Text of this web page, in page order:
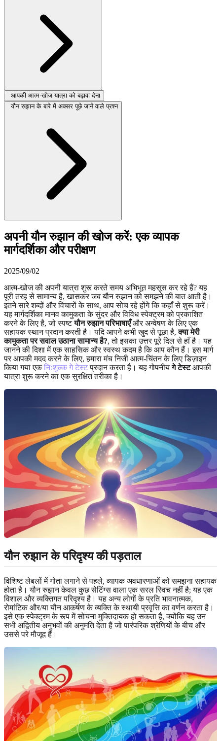
आपकी आत्म-खोज यात्रा को बढ़ावा देना
यौन रुझान के बारे में अक्सर पूछे जाने वाले प्रश्न
अपनी यौन रुझान की खोज करें: एक व्यापक
मार्गदर्शिका और परीक्षण
2025/09/02
आत्म-खोज की अपनी यात्रा शुरू करते समय अभिभूत महसूस कर रहे हैं? यह
पूरी तरह से सामान्य है, खासकर जब यौन रुझान को समझने की बात आती है।
इतने सारे शब्दों और विचारों के साथ, आप सोच रहे होंगे कि कहाँ से शुरू करें।
यह मार्गदर्शिका मानव कामुकता के सुंदर और विविध स्पेक्ट्रम को प्रकाशित
करने के लिए है, जो स्पष्टयौन रुझान परिभाषाएँऔर अन्वेषण के लिए एक
सहायक स्थान प्रदान करती है। यदि आपने कभी खुद से पूछा है,क्या मेरी
कामुकता पर सवाल उठाना सामान्य है?, तो इसका उत्तर पूरे दिल से हाँ है। यह
जानने की दिशा में एक साहसिक और स्वस्थ कदम है कि आप कौन हैं। इस मार्ग
पर आपकी मदद करने के लिए, हमारा मंच निजी आत्म-चिंतन के लिए डिज़ाइन
किया गया एकनिःशुल्क गे टेस्टप्रदान करता है। यह गोपनीयगे टेस्टआपकी
यात्रा शुरू करने का एक सुरक्षित तरीका है।
यौन रुझान के परिदृश्य की पड़ताल
विशिष्ट लेबलों में गोता लगाने से पहले, व्यापक अवधारणाओं को समझना सहायक
होता है। यौन रुझान केवल कुछ सेटिंग्स वाला एक सरल स्विच नहीं है; यह एक
विशाल और व्यक्तिगत परिदृश्य है। यह अन्य लोगों के प्रति भावनात्मक,
रोमांटिक और/या यौन आकर्षण के व्यक्ति के स्थायी प्रवृत्ति का वर्णन करता है।
इसे एक स्पेक्ट्रम के रूप में सोचना मुक्तिदायक हो सकता है, क्योंकि यह उन
सभी अद्वितीय अनुभवों की अनुमति देता है जो पारंपरिक श्रेणियों के बीच और
उससे परे मौजूद हैं।